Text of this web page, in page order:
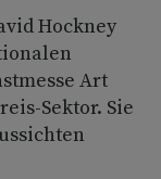
Hockney
Art
Sektor. Sie